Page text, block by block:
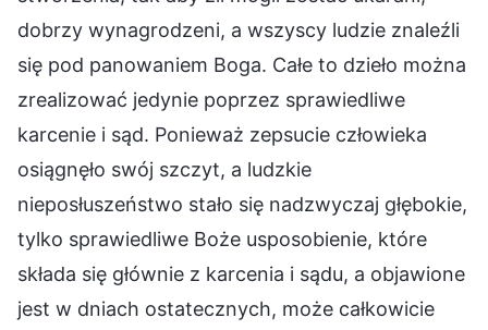
dobrzy wynagrodzeni, a wszyscy ludzie znaleźli
się pod panowaniem Boga. Całe to dzieło można
zrealizować jedynie poprzez sprawiedliwe
karcenie i sąd. Ponieważ zepsucie człowieka
osiągnęło swój szczyt, a ludzkie
nieposłuszeństwo stało się nadzwyczaj głębokie,
tylko sprawiedliwe Boże usposobienie, które
składa się głównie z karcenia i sądu, a objawione
jest w dniach ostatecznych, może całkowicie